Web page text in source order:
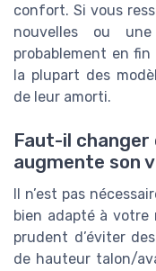
confort. Si vous
nouvelles ou
probablement en
la plupart des
de leur amorti.
Faut-il changer
augmente son
Il n’est pas
bien adapté à votre
prudent d’éviter
de hauteur talon/